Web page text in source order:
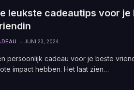
leukste cadeautips voor je
JUNI 23, 2024
persoonlijk cadeau voor je beste
impact hebben. Het laat zien…